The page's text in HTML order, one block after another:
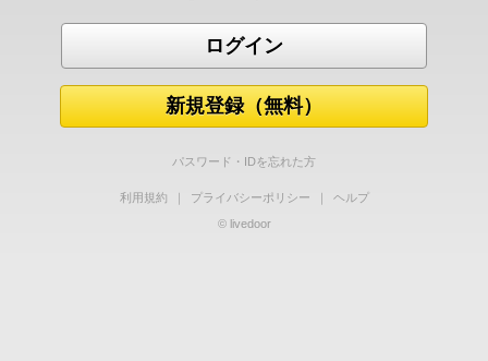
新規登録（無料）
パスワード・IDを忘れた方
利用規約 ｜ プライバシーポリシー ｜
ヘルプ
© livedoor